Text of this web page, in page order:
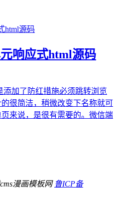
响应式html源码
添加了防红措施必须跳转浏览
很简洁，稍微改变下名称就可
来说，是很有需要的。微信端
漫画模板网 鲁ICP备